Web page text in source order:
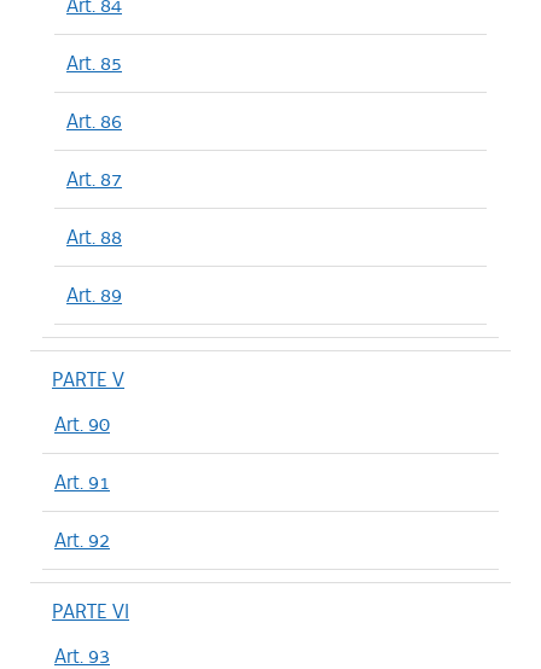
Art. 85
Art. 86
Art. 87
Art. 88
Art. 89
PARTE V
Art. 90
Art. 91
Art. 92
PARTE VI
Art. 93